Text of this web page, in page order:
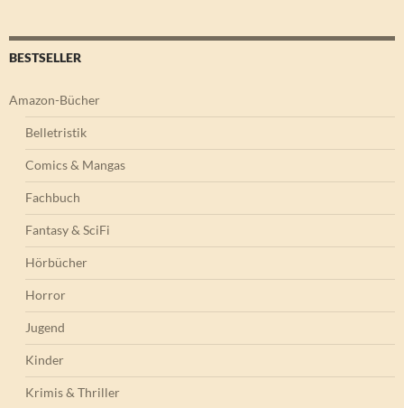
BESTSELLER
Amazon-Bücher
Belletristik
Comics & Mangas
Fachbuch
Fantasy & SciFi
Hörbücher
Horror
Jugend
Kinder
Krimis & Thriller